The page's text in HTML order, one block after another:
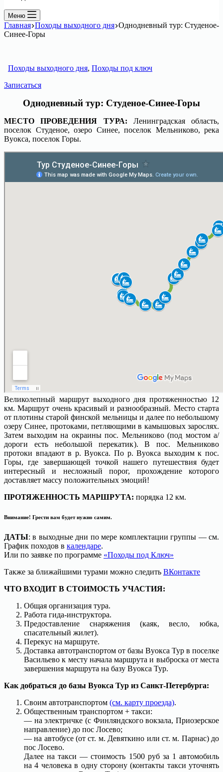
Меню
Главная Походы выходного дня Однодневный тур: Студеное-
Синее-Горы
Походы выходного дня, Походы под ключ
Записаться
Однодневный тур: Студеное-Синее-Горы
МЕСТО ПРОВЕДЕНИЯ ТУРА: Ленинградская область,
поселок Студеное, озеро Синее, поселок Мельниково, река
Вуокса, поселок Горы.
Великолепный маршрут выходного дня протяженностью 12
км. Маршрут очень красивый и разнообразный. Место старта
от плотины старой финской мельницы и далее по небольшому
озеру Синее, протоками, петляющими в камышовых зарослях.
Затем выходим на окраины пос. Мельниково (под мостом а/
дороги есть небольшой перекатик). В пос. Мельниково
протоки впадают в р. Вуокса. По р. Вуокса выходим к пос.
Горы, где завершающей точкой нашего путешествия будет
интересный и несложный порог, прохождение которого
доставляет массу положительных эмоций!
ПРОТЯЖЕННОСТЬ МАРШРУТА: порядка 12 км.
Внимание! Грести вам будет нужно самим.
ДАТЫ: в выходные дни по мере комплектации группы — см.
График походов в календаре.
Или по заявке по программе «Походы под Ключ»
Также за ближайшими турами можно следить ВКонтакте
ЧТО ВХОДИТ В СТОИМОСТЬ УЧАСТИЯ:
Общая организация тура.
Работа гида-инструктора.
Предоставление снаряжения (каяк, весло, юбка,
спасательный жилет).
Перекус на маршруте.
Доставка автотранспортом от базы Вуокса Тур в поселке
Васильево к месту начала маршрута и выброска от места
завершения маршрута на базу Вуокса Тур.
Как добраться до базы Вуокса Тур из Санкт-Петербурга:
Своим автотранспортом (см. карту проезда).
Общественным транспортом + такси:
— на электричке (с Финляндского вокзала, Приозерское
направление) до пос Лосево;
— на автобусе (от ст. м. Девяткино или ст. м. Парнас) до
пос Лосево.
Далее на такси — стоимость 1500 руб за 1 автомобиль
на 4 человека в одну сторону (контакты такси уточнять